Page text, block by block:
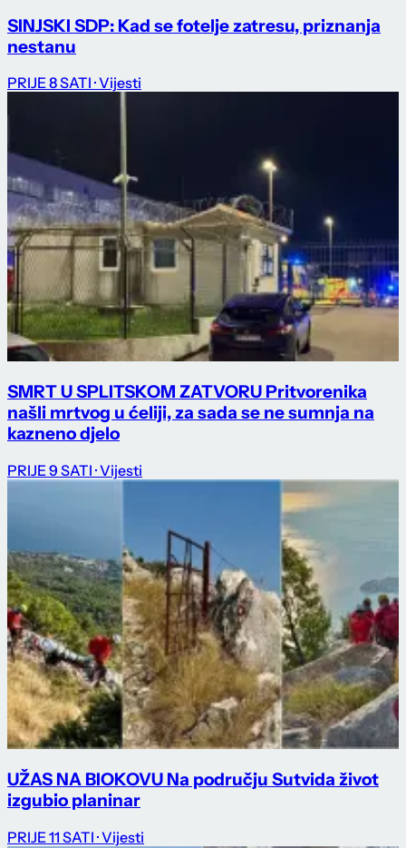
SINJSKI SDP: Kad se fotelje zatresu, priznanja
nestanu
PRIJE 8 SATI · Vijesti
SMRT U SPLITSKOM ZATVORU Pritvorenika
našli mrtvog u ćeliji, za sada se ne sumnja na
kazneno djelo
PRIJE 9 SATI · Vijesti
UŽAS NA BIOKOVU Na području Sutvida život
izgubio planinar
PRIJE 11 SATI · Vijesti